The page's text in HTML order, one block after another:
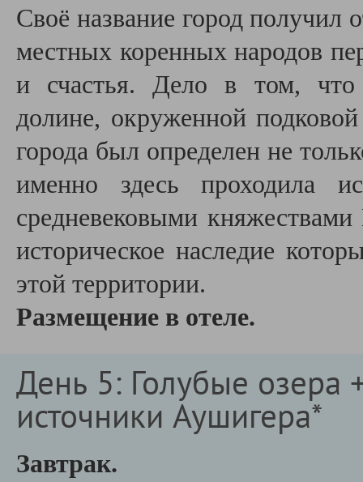
Своё название город получил
местных коренных народов
и счастья. Дело в том, что
долине, окруженной
города был определен не
именно здесь проходила
средневековыми
историческое наследие
этой территории.
Размещение в отеле.
День 5: Голубые озера
источники Аушигера*
Завтрак.